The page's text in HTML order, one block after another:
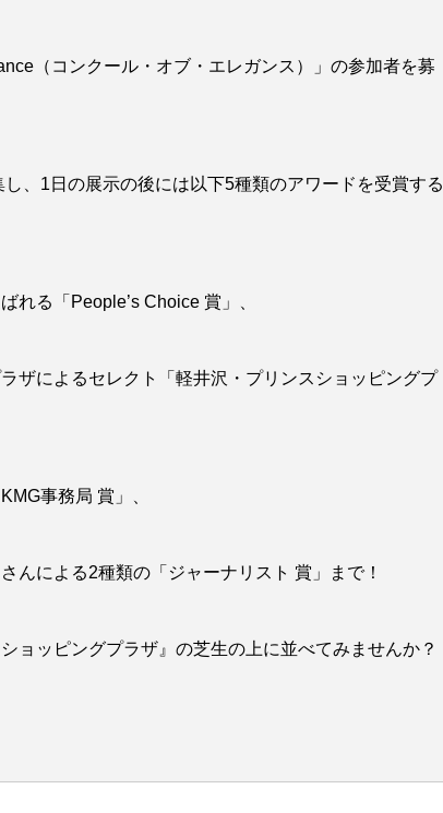
（コンクール・オブ・エレガンス）」の参加者を募
、1日の展示の後には以下5種類のアワードを受賞する
れる「People’s Choice 賞」、
ザによるセレクト「軽井沢・プリンスショッピングプ
事務局 賞」、
んによる2種類の「ジャーナリスト 賞」まで！
ョッピングプラザ』の芝生の上に並べてみませんか？